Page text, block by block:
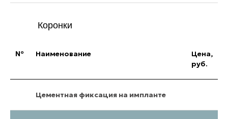
Коронки
№ Наименование
Цена,
руб.
Цементная фиксация на импланте